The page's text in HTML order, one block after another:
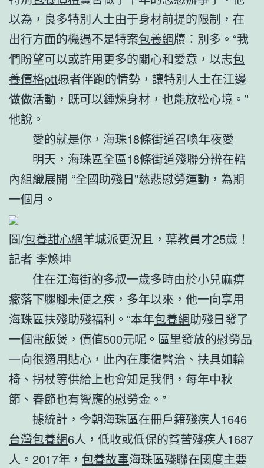
以為，良多特別人士由于身材前提的限制，在
出行方面的機遇不是特案包養網牘：別多。“我
們盼望可以或許用更多的關心和愛意，以志包
養價格ptt愿者伴跑的情勢，讓特別人士在江邊
做做活動，既可以錘煉身材，也能放松心境。”
他說。
愛的就是你，海珠18條街道召喚年夜愛
明天，海珠區全區18條街道殘聯分辨在轄
內組織展開 “全國助殘日”慈悲慰勞運動，為期
一個月。
圖/包養甜心網羊城派更況且，葉教員才25歲！
記者 李煥坤
住在江海街的多叔一歲多時由於小兒麻痹
癥落下腿腳未便之疾，多年以來，他一向享用
海珠區扶殘助殘福利。“本年包養網助殘日發了
一個電飯煲，價值500元呢。區里發放的慰勞品
一向很適用貼心，此內在康復醫治、扶具如輪
椅、拐杖等供給上也會知足我們，每年中秋
節、春節也有響應的慰勞金。”
據統計，今朝海珠區在冊戶籍殘疾人1646
台灣包養網6人，低收或低保的貧苦殘疾人1687
人。2017年， 包養故事海珠區殘聯在國度主要